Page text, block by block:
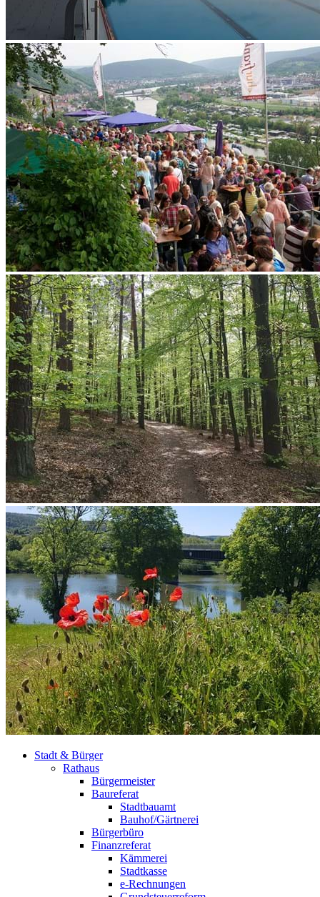
Stadt & Bürger
Rathaus
Bürgermeister
Baureferat
Stadtbauamt
Bauhof/Gärtnerei
Bürgerbüro
Finanzreferat
Kämmerei
Stadtkasse
e-Rechnungen